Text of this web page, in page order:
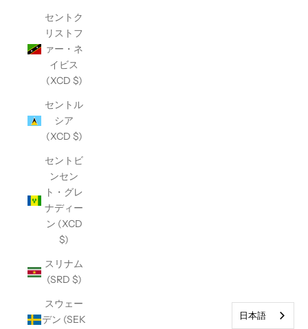
セントク
リストフ
ァー・ネ
イビス
(XCD $)
セントル
シア
(XCD $)
セントビ
ンセン
ト・グレ
ナディー
ン (XCD
$)
スリナム
(SRD $)
スウェー
デン (SEK
日本語